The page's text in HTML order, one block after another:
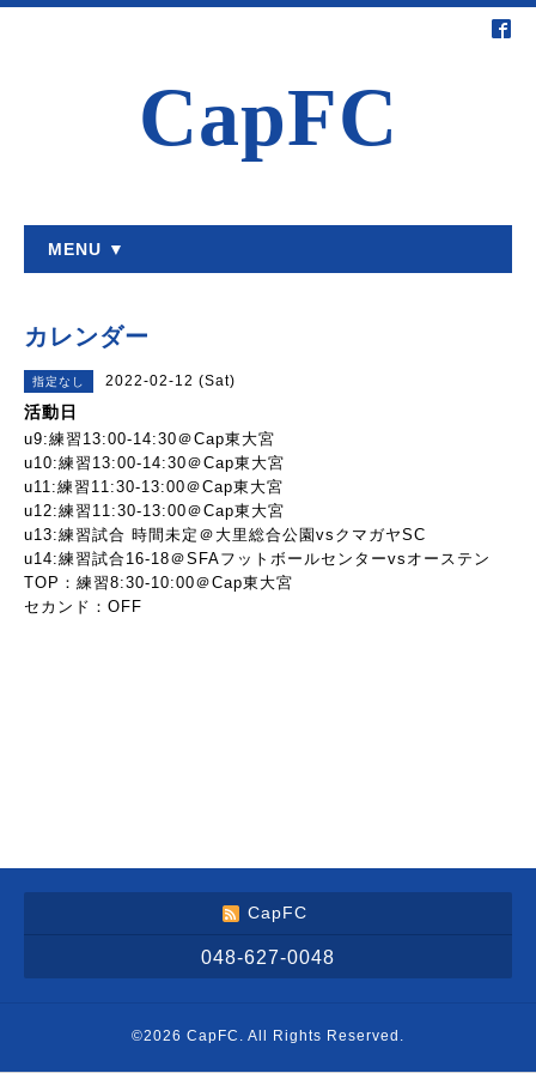
CapFC
MENU ▼
カレンダー
指定なし 2022-02-12 (Sat)
活動日
u9:練習13:00-14:30＠Cap東大宮
u10:練習13:00-14:30＠Cap東大宮
u11:練習11:30-13:00＠Cap東大宮
u12:練習11:30-13:00＠Cap東大宮
u13:練習試合 時間未定＠大里総合公園vsクマガヤSC
u14:練習試合16-18＠SFAフットボールセンターvsオーステン
TOP：練習8:30-10:00＠Cap東大宮
セカンド：OFF
CapFC
048-627-0048
©2026 CapFC . All Rights Reserved.